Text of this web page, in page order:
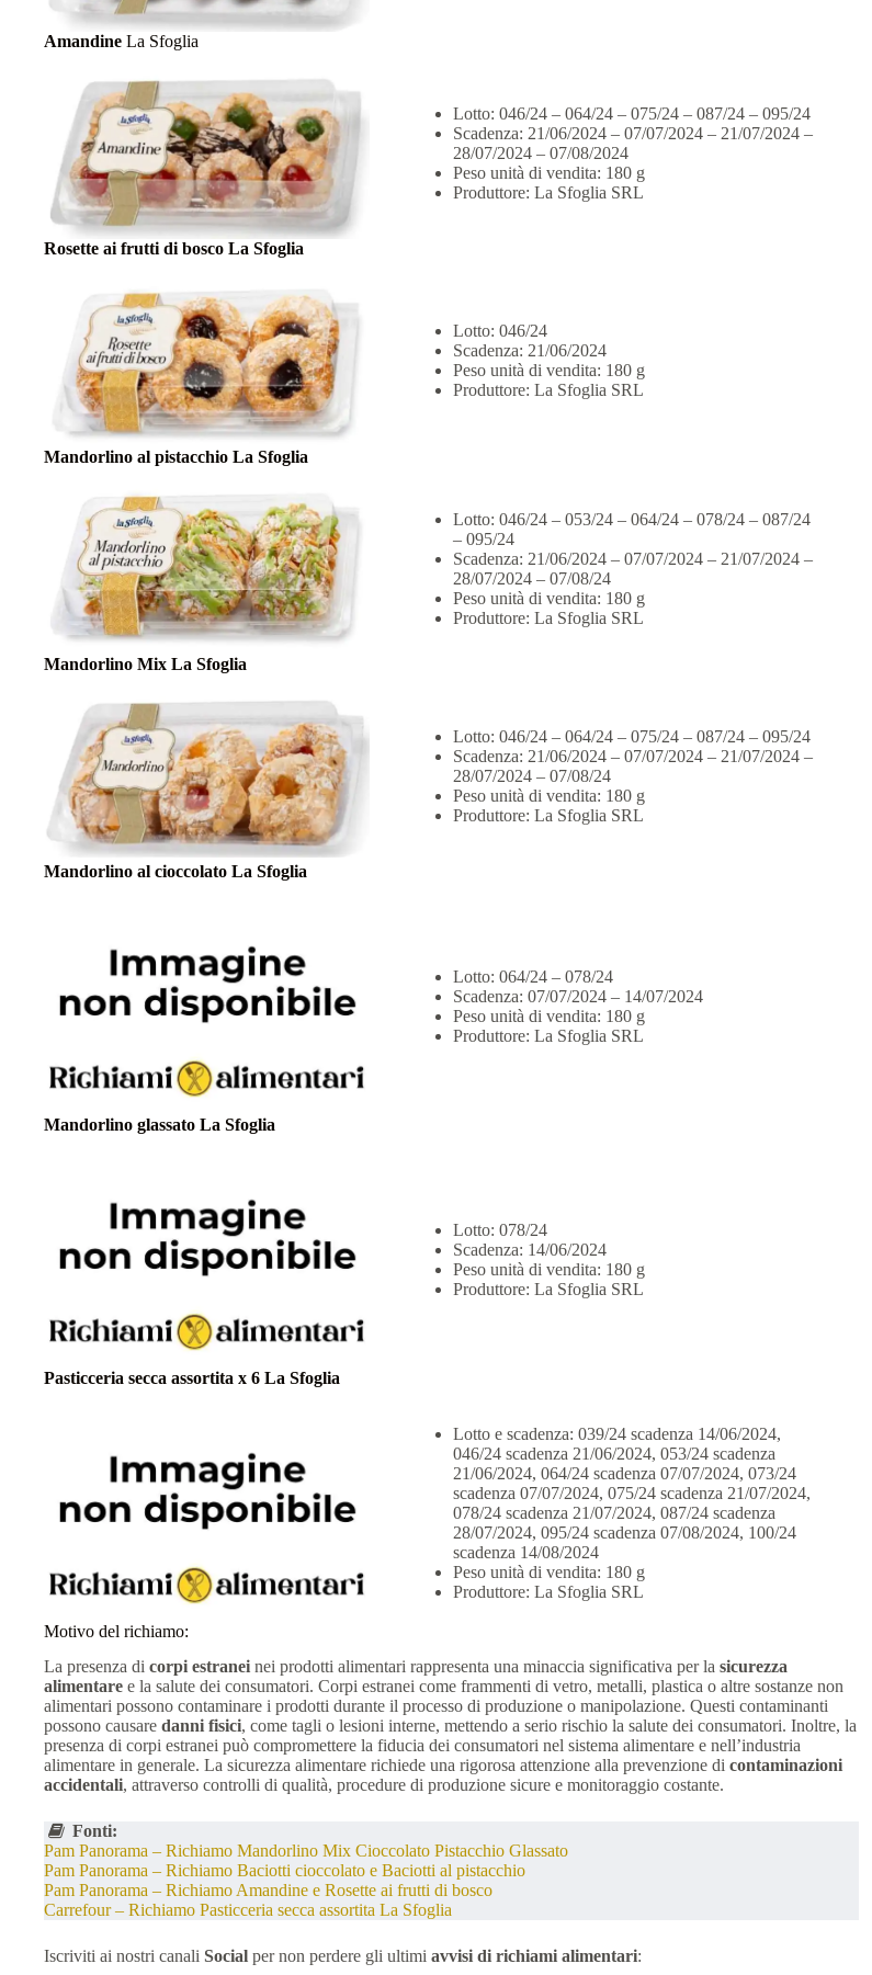
Amandine La Sfoglia
Lotto: 046/24 – 064/24 – 075/24 – 087/24 – 095/24
Scadenza: 21/06/2024 – 07/07/2024 – 21/07/2024 –
28/07/2024 – 07/08/2024
Peso unità di vendita: 180 g
Produttore: La Sfoglia SRL
Rosette ai frutti di bosco La Sfoglia
Lotto: 046/24
Scadenza: 21/06/2024
Peso unità di vendita: 180 g
Produttore: La Sfoglia SRL
Mandorlino al pistacchio La Sfoglia
Lotto: 046/24 – 053/24 – 064/24 – 078/24 – 087/24
– 095/24
Scadenza: 21/06/2024 – 07/07/2024 – 21/07/2024 –
28/07/2024 – 07/08/24
Peso unità di vendita: 180 g
Produttore: La Sfoglia SRL
Mandorlino Mix La Sfoglia
Lotto: 046/24 – 064/24 – 075/24 – 087/24 – 095/24
Scadenza: 21/06/2024 – 07/07/2024 – 21/07/2024 –
28/07/2024 – 07/08/24
Peso unità di vendita: 180 g
Produttore: La Sfoglia SRL
Mandorlino al cioccolato La Sfoglia
Lotto: 064/24 – 078/24
Scadenza: 07/07/2024 – 14/07/2024
Peso unità di vendita: 180 g
Produttore: La Sfoglia SRL
Mandorlino glassato La Sfoglia
Lotto: 078/24
Scadenza: 14/06/2024
Peso unità di vendita: 180 g
Produttore: La Sfoglia SRL
Pasticceria secca assortita x 6 La Sfoglia
Lotto e scadenza: 039/24 scadenza 14/06/2024,
046/24 scadenza 21/06/2024, 053/24 scadenza
21/06/2024, 064/24 scadenza 07/07/2024, 073/24
scadenza 07/07/2024, 075/24 scadenza 21/07/2024,
078/24 scadenza 21/07/2024, 087/24 scadenza
28/07/2024, 095/24 scadenza 07/08/2024, 100/24
scadenza 14/08/2024
Peso unità di vendita: 180 g
Produttore: La Sfoglia SRL
Motivo del richiamo:
La presenza di corpi estranei nei prodotti alimentari rappresenta una minaccia significativa per la sicurezza
alimentare e la salute dei consumatori. Corpi estranei come frammenti di vetro, metalli, plastica o altre sostanze non
alimentari possono contaminare i prodotti durante il processo di produzione o manipolazione. Questi contaminanti
possono causare danni fisici, come tagli o lesioni interne, mettendo a serio rischio la salute dei consumatori. Inoltre, la
presenza di corpi estranei può compromettere la fiducia dei consumatori nel sistema alimentare e nell’industria
alimentare in generale. La sicurezza alimentare richiede una rigorosa attenzione alla prevenzione di contaminazioni
accidentali, attraverso controlli di qualità, procedure di produzione sicure e monitoraggio costante.
Fonti:
Pam Panorama – Richiamo Mandorlino Mix Cioccolato Pistacchio Glassato
Pam Panorama – Richiamo Baciotti cioccolato e Baciotti al pistacchio
Pam Panorama – Richiamo Amandine e Rosette ai frutti di bosco
Carrefour – Richiamo Pasticceria secca assortita La Sfoglia
Iscriviti ai nostri canali Social per non perdere gli ultimi avvisi di richiami alimentari: